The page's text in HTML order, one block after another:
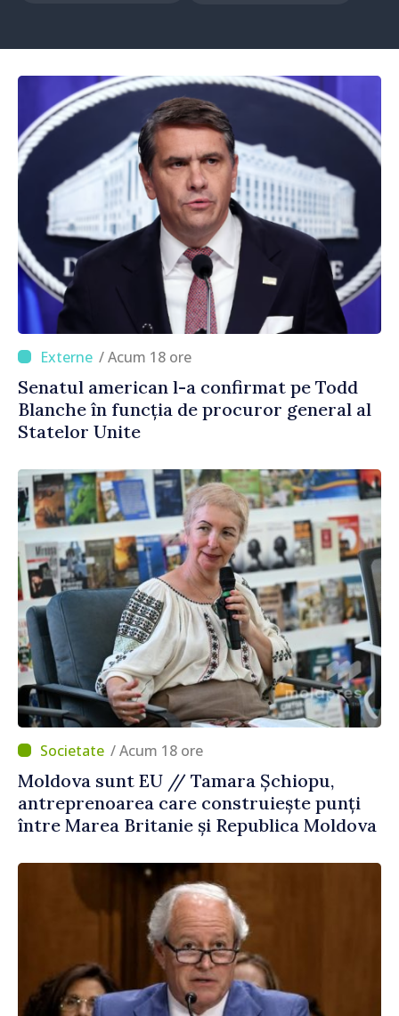
/ Acum 18 ore
Senatul american l-a confirmat pe Todd
Blanche în funcția de procuror general al
Statelor Unite
/ Acum 18 ore
Moldova sunt EU // Tamara Șchiopu,
antreprenoarea care construiește punți
între Marea Britanie și Republica Moldova